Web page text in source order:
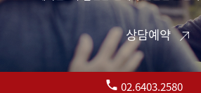
02.6403.2580
상담예약